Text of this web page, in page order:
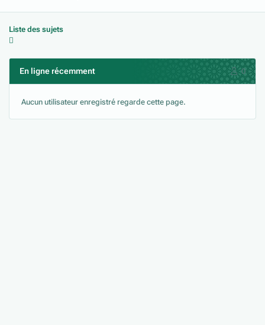
Liste des sujets
En ligne récemment 0
Aucun utilisateur enregistré regarde cette page.